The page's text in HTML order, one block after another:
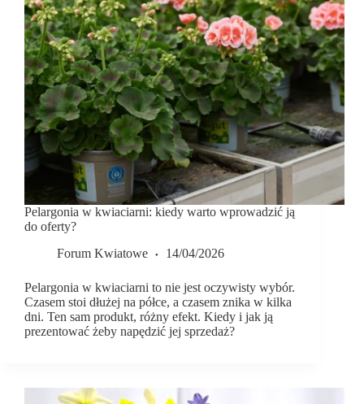
Pelargonia w kwiaciarni: kiedy warto wprowadzić ją
do oferty?
Forum Kwiatowe
14/04/2026
Pelargonia w kwiaciarni to nie jest oczywisty wybór.
Czasem stoi dłużej na półce, a czasem znika w kilka
dni. Ten sam produkt, różny efekt. Kiedy i jak ją
prezentować żeby napędzić jej sprzedaż?